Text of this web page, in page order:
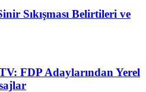
Sıkışması Belirtileri ve
FDP Adaylarından Yerel